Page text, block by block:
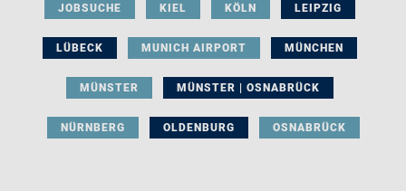
JOBSUCHE KIEL KÖLN LEIPZIG
LÜBECK MUNICH AIRPORT MÜNCHEN
MÜNSTER MÜNSTER | OSNABRÜCK
NÜRNBERG OLDENBURG OSNABRÜCK